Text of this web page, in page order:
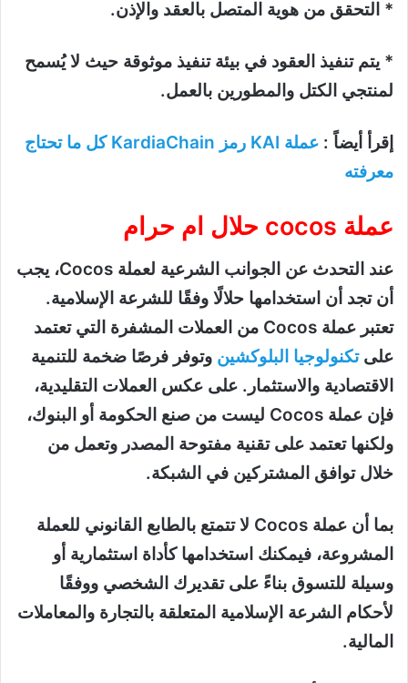
* التحقق من هوية المتصل بالعقد والإذن.
* يتم تنفيذ العقود في بيئة تنفيذ موثوقة حيث لا يُسمح
لمنتجي الكتل والمطورين بالعمل.
إقرأ أيضاً :
عملة KAI رمز KardiaChain كل ما تحتاج
معرفته
عملة cocos حلال ام حرام
عند التحدث عن الجوانب الشرعية لعملة Cocos، يجب
أن تجد أن استخدامها حلالًا وفقًا للشرعة الإسلامية.
تعتبر عملة Cocos من العملات المشفرة التي تعتمد
علىتكنولوجيا البلوكشين وتوفر فرصًا ضخمة للتنمية
الاقتصادية والاستثمار. على عكس العملات التقليدية،
فإن عملة Cocos ليست من صنع الحكومة أو البنوك،
ولكنها تعتمد على تقنية مفتوحة المصدر وتعمل من
خلال توافق المشتركين في الشبكة.
بما أن عملة Cocos لا تتمتع بالطابع القانوني للعملة
المشروعة، فيمكنك استخدامها كأداة استثمارية أو
وسيلة للتسوق بناءً على تقديرك الشخصي ووفقًا
لأحكام الشرعة الإسلامية المتعلقة بالتجارة والمعاملات
المالية.